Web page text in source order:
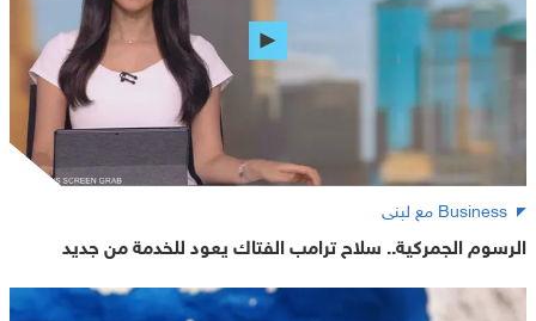
Business مع لبنى
الرسوم الجمركية.. سلاح ترامب الفتاك يعود للخدمة من جديد